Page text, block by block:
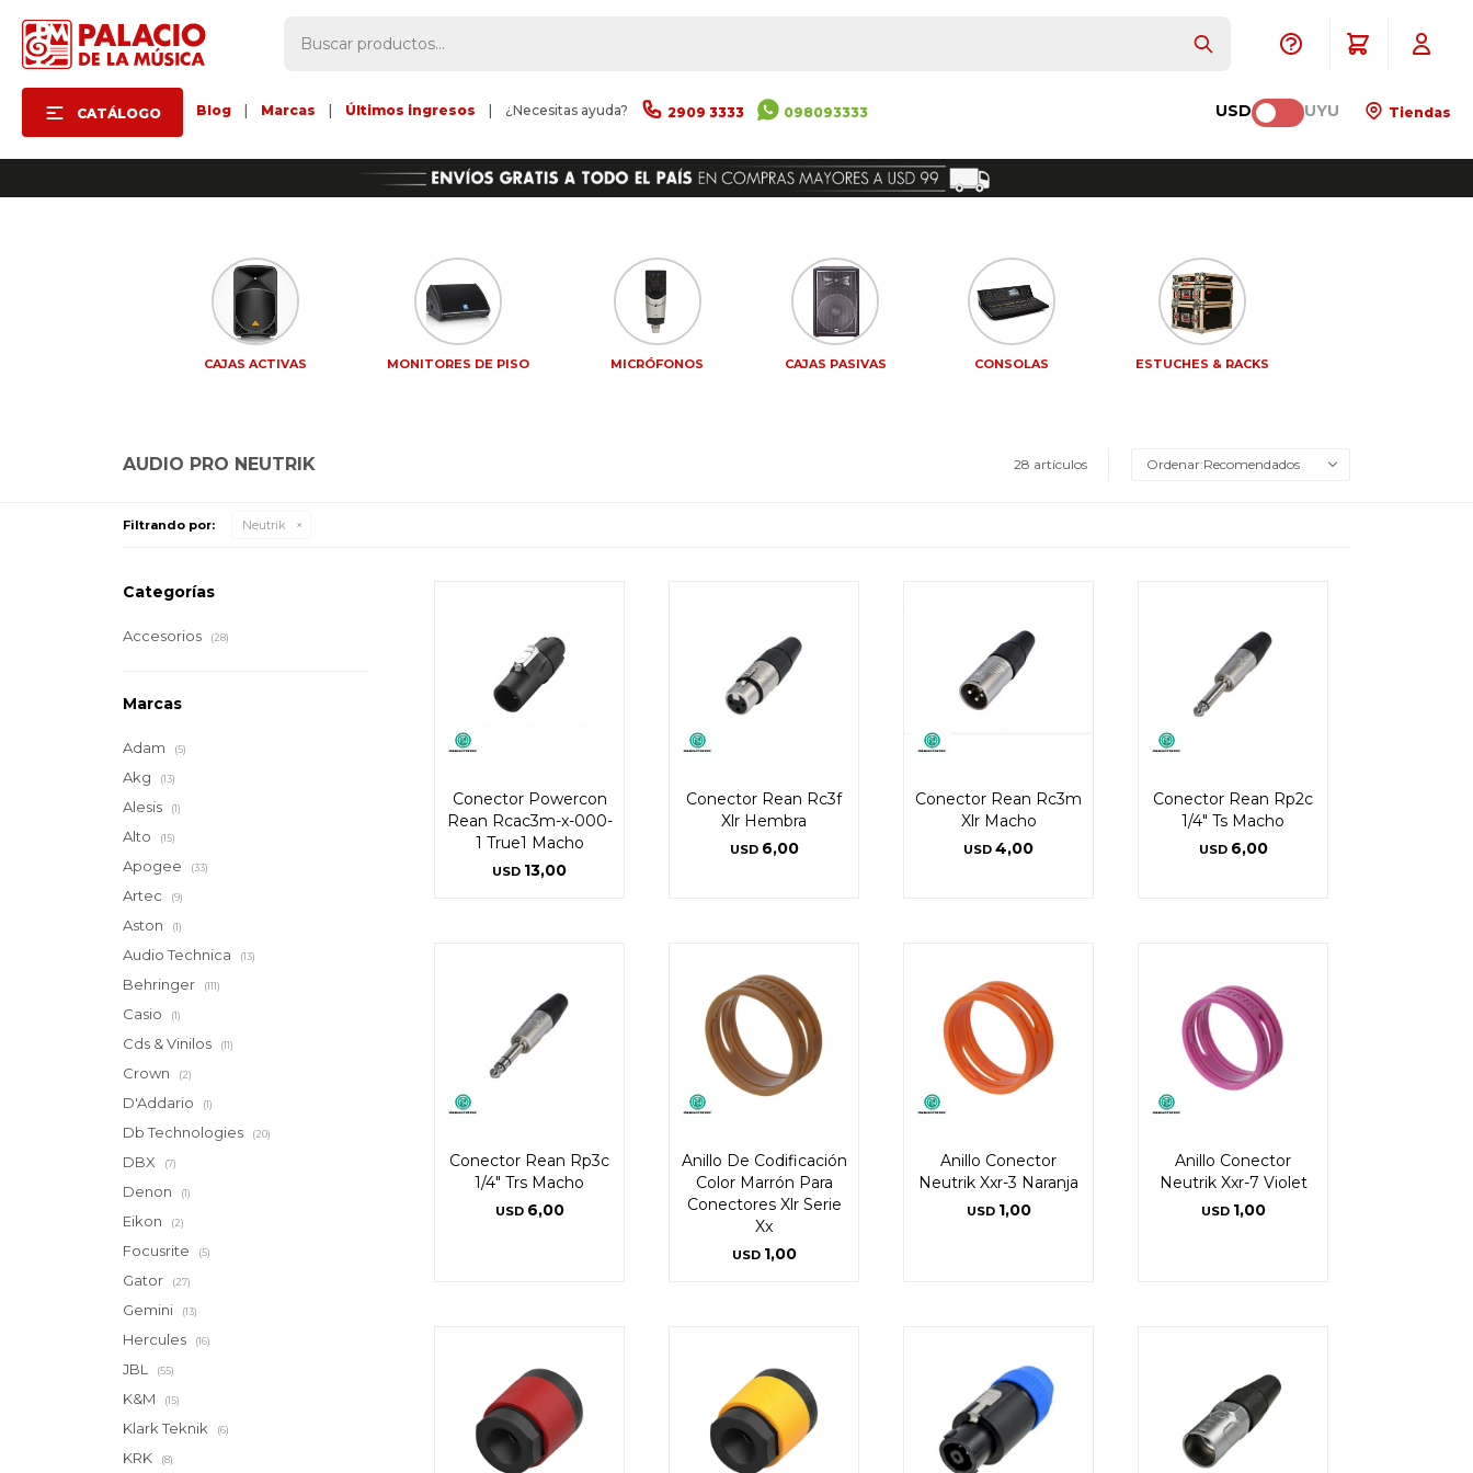
CATÁLOGO Blog Marcas Últimos ingresos ¿Necesitas ayuda? 2909 3333 098093333 USD UYU Tiendas
CAJAS ACTIVAS MONITORES DE PISO MICRÓFONOS CAJAS PASIVAS CONSOLAS ESTUCHES & RACKS
AUDIO PRO NEUTRIK 28 artículos Recomendados
Filtrando por: Neutrik
Conector Powercon
Rean Rcac3m-x-000-
1 True1 Macho
USD 13,00
Conector Rean Rc3f
Xlr Hembra
USD 6,00
Conector Rean Rc3m
Xlr Macho
USD 4,00
Conector Rean Rp2c
1/4" Ts Macho
USD 6,00
Conector Rean Rp3c
1/4" Trs Macho
USD 6,00
Anillo De Codificación
Color Marrón Para
Conectores Xlr Serie
Xx
USD 1,00
Anillo Conector
Neutrik Xxr-3 Naranja
USD 1,00
Anillo Conector
Neutrik Xxr-7 Violet
USD 1,00
Categorías
Accesorios (28)
Marcas
Adam (5)
Akg (13)
Alesis (1)
Alto (15)
Apogee (33)
Artec (9)
Aston (1)
Audio Technica (13)
Behringer (111)
Casio (1)
Cds & Vinilos (11)
Crown (2)
D'Addario (1)
Db Technologies (20)
DBX (7)
Denon (1)
Eikon (2)
Focusrite (5)
Gator (27)
Gemini (13)
Hercules (16)
JBL (55)
K&M (15)
Klark Teknik (6)
KRK (8)